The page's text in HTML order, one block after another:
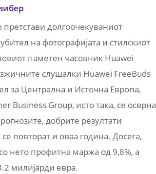
долгоочекуваниот
на фотографијата и стилскиот
паметен часовник Huawei
слушалки Huawei FreeBuds
за Централна и Источна Европа,
Business Group, исто така, се осврна
добрите резултати
повторат и оваа година. Досега,
нето профитна маржа од 9,8%, а
милијарди евра.